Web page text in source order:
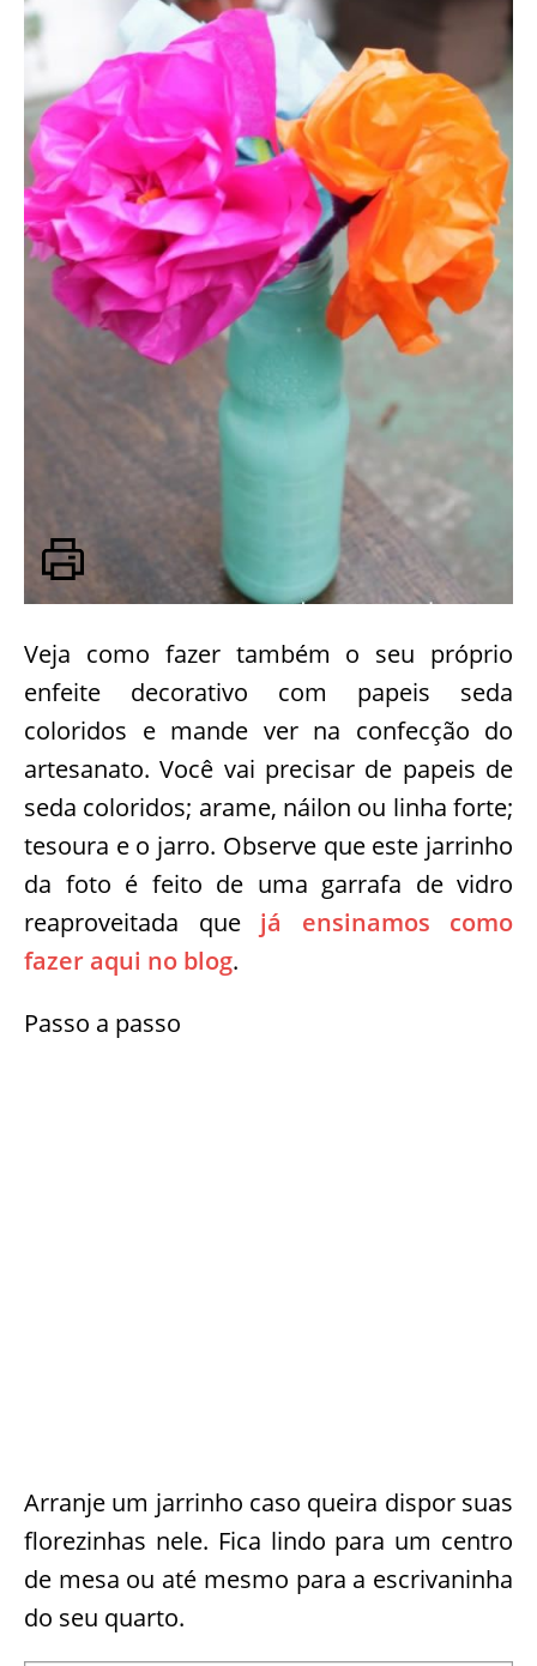
Veja como fazer também o seu próprio
enfeite decorativo com papeis seda
coloridos e mande ver na confecção do
artesanato. Você vai precisar de papeis de
seda coloridos; arame, náilon ou linha forte;
tesoura e o jarro. Observe que este jarrinho
da foto é feito de uma garrafa de vidro
reaproveitada que já ensinamos como
fazer aqui no blog.
Passo a passo
Arranje um jarrinho caso queira dispor suas
florezinhas nele. Fica lindo para um centro
de mesa ou até mesmo para a escrivaninha
do seu quarto.